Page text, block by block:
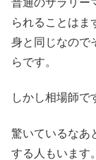
普通のサラリー
られることはま
身と同じなので
らです。
しかし相場師で
驚いているなあ
する人もいます。